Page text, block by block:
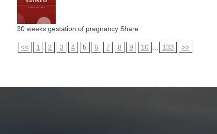
30 weeks gestation of pregnancy Share
<< 1 2 3 4 5 6 7 8 9 10 ... 133 >>